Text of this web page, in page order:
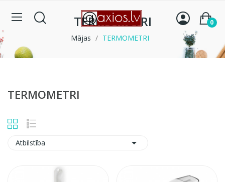
0
TERMOMETRI
Mājas TERMOMETRI
TERMOMETRI
Atbilstība 